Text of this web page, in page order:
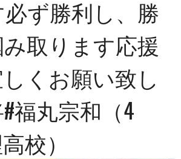
ず勝利し、勝
取ります️応援
くお願い致し
福丸宗和（4
校）